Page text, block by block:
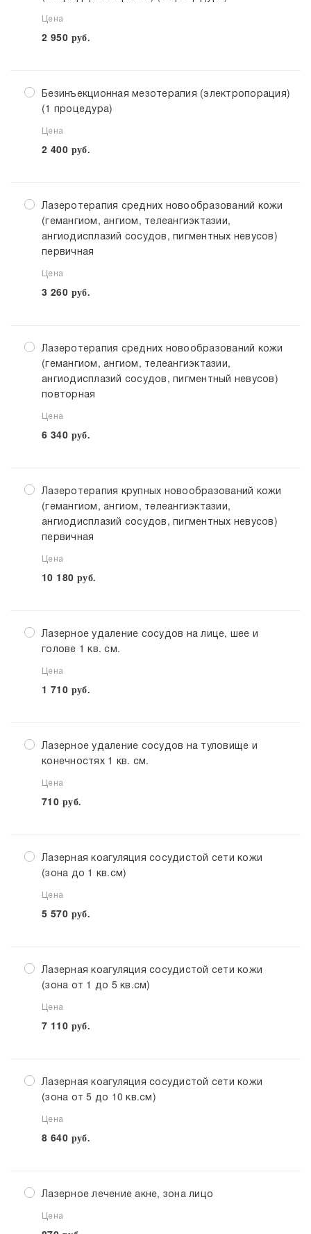
Цена
2 950 руб.
Безинъекционная мезотерапия (электропорация)
(1 процедура)
Цена
2 400 руб.
Лазеротерапия средних новообразований кожи
(гемангиом, ангиом, телеангиэктазии,
ангиодисплазий сосудов, пигментных невусов)
первичная
Цена
3 260 руб.
Лазеротерапия средних новообразований кожи
(гемангиом, ангиом, телеангиэктазии,
ангиодисплазий сосудов, пигментный невусов)
повторная
Цена
6 340 руб.
Лазеротерапия крупных новообразований кожи
(гемангиом, ангиом, телеангиэктазии,
ангиодисплазий сосудов, пигментных невусов)
первичная
Цена
10 180 руб.
Лазерное удаление сосудов на лице, шее и
голове 1 кв. см.
Цена
1 710 руб.
Лазерное удаление сосудов на туловище и
конечностях 1 кв. см.
Цена
710 руб.
Лазерная коагуляция сосудистой сети кожи
(зона до 1 кв.см)
Цена
5 570 руб.
Лазерная коагуляция сосудистой сети кожи
(зона от 1 до 5 кв.см)
Цена
7 110 руб.
Лазерная коагуляция сосудистой сети кожи
(зона от 5 до 10 кв.см)
Цена
8 640 руб.
Лазерное лечение акне, зона лицо
Цена